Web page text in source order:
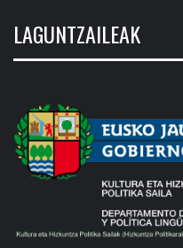
LAGUNTZAILEAK